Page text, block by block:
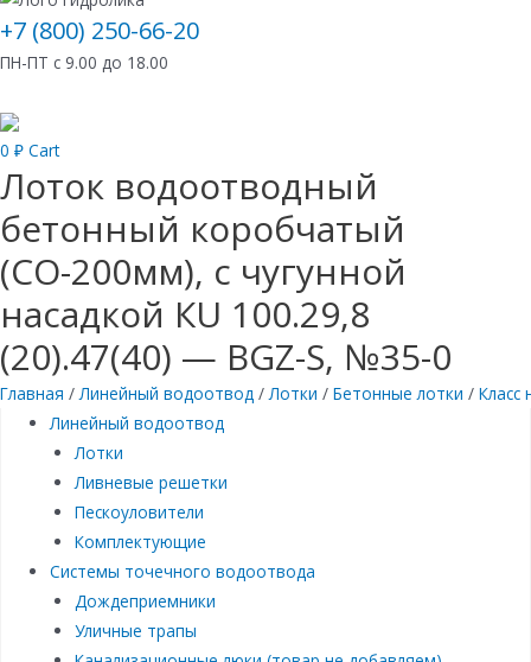
+7 (800) 250-66-20
ПН-ПТ с 9.00 до 18.00
0 ₽ Cart
Лоток водоотводный
бетонный коробчатый
(СО-200мм), с чугунной
насадкой КU 100.29,8
(20).47(40) — BGZ-S, №35-0
Главная /Линейный водоотвод /Лотки / Бетонные лотки / Класс
Линейный водоотвод
Лотки
Ливневые решетки
Пескоуловители
Комплектующие
Системы точечного водоотвода
Дождеприемники
Уличные трапы